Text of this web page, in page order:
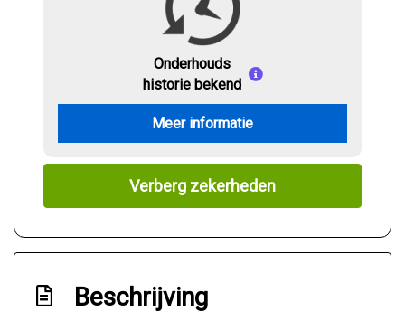
Onderhouds
historie bekend
Meer informatie
Verberg zekerheden
Beschrijving